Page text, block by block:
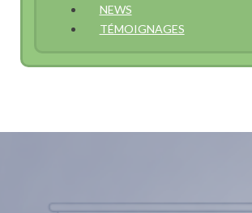
NEWS
TÉMOIGNAGES